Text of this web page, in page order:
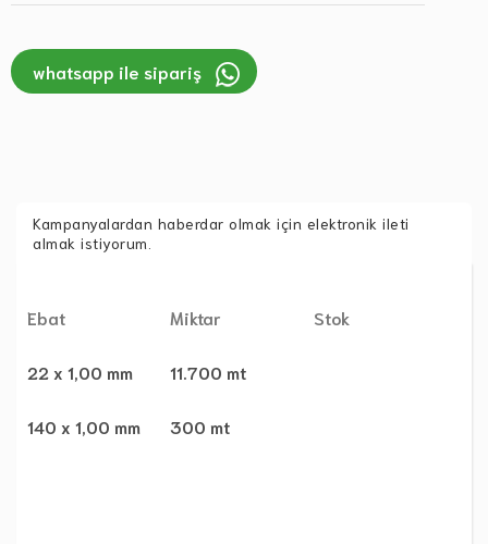
whatsapp ile sipariş
Kampanyalardan haberdar olmak için elektronik ileti
almak istiyorum.
Ebat Miktar Stok
22 x 1,00 mm 11.700 mt
140 x 1,00 mm 300 mt